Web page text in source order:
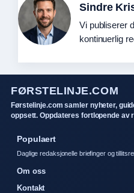
Sindre
Vi publiserer
kontinuerlig
FØRSTELINJE.COM
Førstelinje.com samler nyheter,
oppsett. Oppdateres fortlopende av
Populaert
Daglige redaksjonelle briefinger og
Om oss
Kontakt